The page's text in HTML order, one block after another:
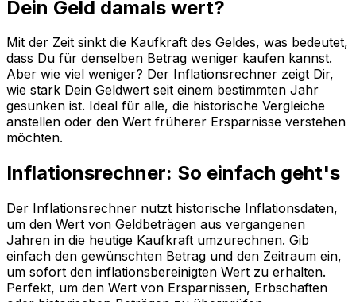
Dein Geld damals wert?
Mit der Zeit sinkt die Kaufkraft des Geldes, was bedeutet,
dass Du für denselben Betrag weniger kaufen kannst.
Aber wie viel weniger? Der Inflationsrechner zeigt Dir,
wie stark Dein Geldwert seit einem bestimmten Jahr
gesunken ist. Ideal für alle, die historische Vergleiche
anstellen oder den Wert früherer Ersparnisse verstehen
möchten.
Inflationsrechner: So einfach geht's
Der Inflationsrechner nutzt historische Inflationsdaten,
um den Wert von Geldbeträgen aus vergangenen
Jahren in die heutige Kaufkraft umzurechnen. Gib
einfach den gewünschten Betrag und den Zeitraum ein,
um sofort den inflationsbereinigten Wert zu erhalten.
Perfekt, um den Wert von Ersparnissen, Erbschaften